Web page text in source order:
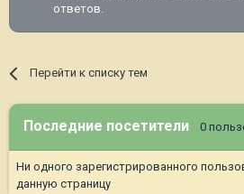
ответов.
Перейти к списку тем
Последние посетители 0
Ни одного зарегистрированного
данную страницу